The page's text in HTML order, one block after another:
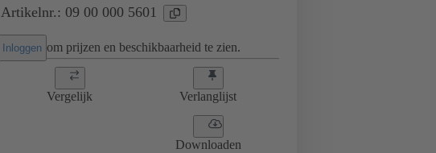
Artikelnr.: 09 00 000 5601
Inloggen om prijzen en beschikbaarheid te zien.
Vergelijk Verlanglijst
Downloaden